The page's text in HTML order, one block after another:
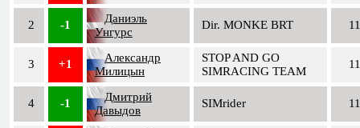
2 -1
Даниэль
Унгурс
Dir. MONKE BRT 11
3 +1
Александр
Милицын
STOP AND GO
SIMRACING TEAM
11
4 -1
Дмитрий
Давыдов
SIMrider 11